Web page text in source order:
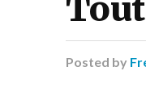
Posted by